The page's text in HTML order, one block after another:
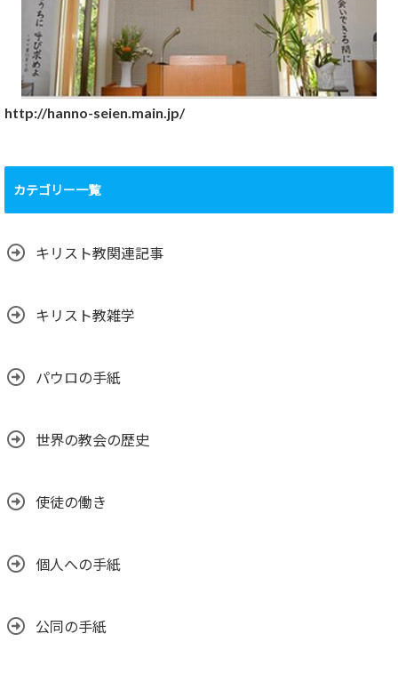
http://hanno-seien.main.jp/
カテゴリー一覧
キリスト教関連記事
キリスト教雑学
パウロの手紙
世界の教会の歴史
使徒の働き
個人への手紙
公同の手紙